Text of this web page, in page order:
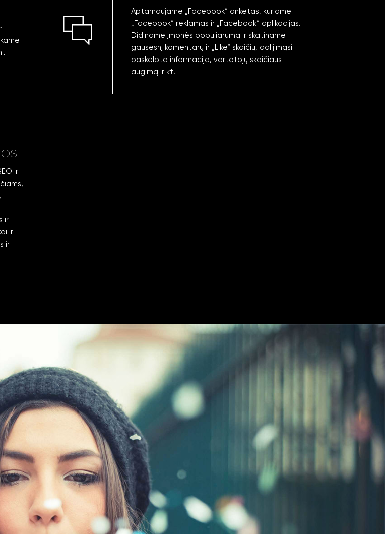
Aptarnaujame „Facebook“ anketas, kuriame
„Facebook“ reklamas ir „Facebook“ aplikacijas.
Didiname įmonės populiarumą ir skatiname
gausesnį komentarų ir „Like“ skaičių, dalijimąsi
paskelbta informacija, vartotojų skaičiaus
augimą ir kt.
ir
ir
ir
ir